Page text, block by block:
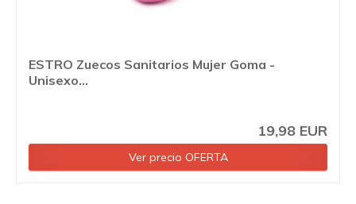
ESTRO Zuecos Sanitarios Mujer Goma -
Unisexo...
19,98 EUR
Ver precio OFERTA